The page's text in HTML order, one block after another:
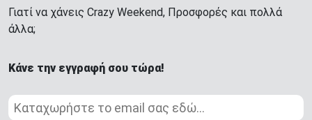
Γιατί να χάνεις Crazy Weekend, Προσφορές και πολλά
άλλα;
Κάνε την εγγραφή σου τώρα!